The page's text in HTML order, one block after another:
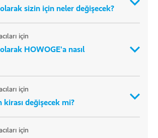
sizin için neler değişecek?
için
HOWOGE'a nasıl
için
kirası değişecek mi?
için